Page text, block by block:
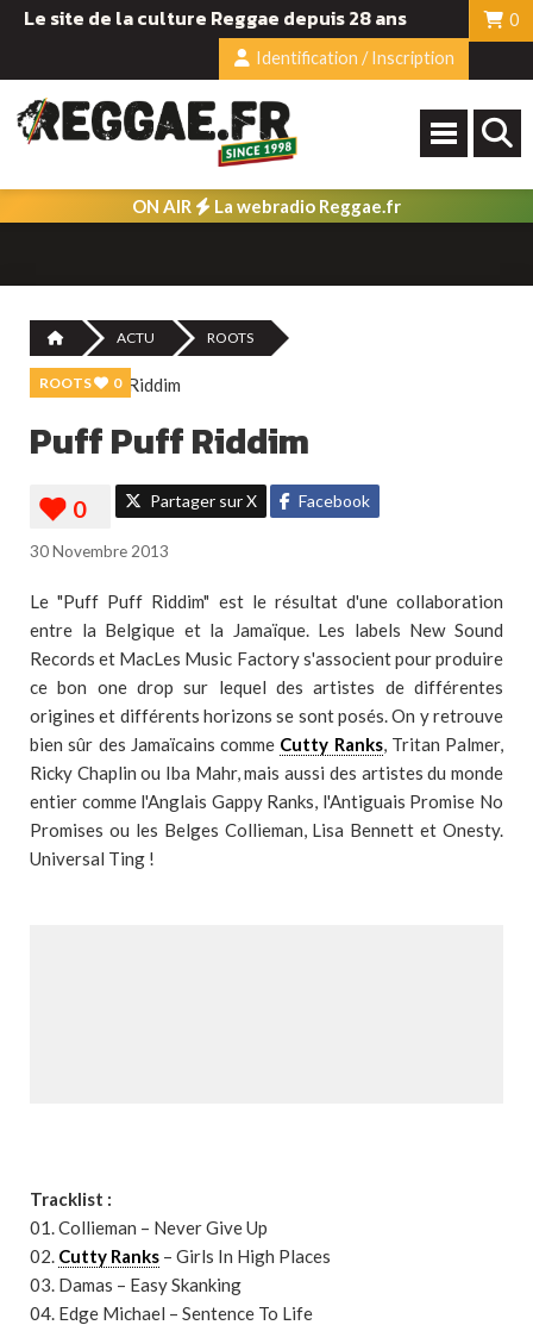
Le site de la culture Reggae depuis 28 ans
0
Identification / Inscription
ON AIR La webradio Reggae.fr
ACTU ROOTS
ROOTS 0
Puff Puff Riddim
Partager sur X Facebook
30 Novembre 2013
Le "Puff Puff Riddim" est le résultat d'une collaboration
entre la Belgique et la Jamaïque. Les labels New Sound
Records et MacLes Music Factory s'associent pour produire
ce bon one drop sur lequel des artistes de différentes
origines et différents horizons se sont posés. On y retrouve
bien sûr des Jamaïcains comme Cutty Ranks, Tritan Palmer,
Ricky Chaplin ou Iba Mahr, mais aussi des artistes du monde
entier comme l'Anglais Gappy Ranks, l'Antiguais Promise No
Promises ou les Belges Collieman, Lisa Bennett et Onesty.
Universal Ting !
Tracklist :
01. Collieman – Never Give Up
02. Cutty Ranks – Girls In High Places
03. Damas – Easy Skanking
04. Edge Michael – Sentence To Life